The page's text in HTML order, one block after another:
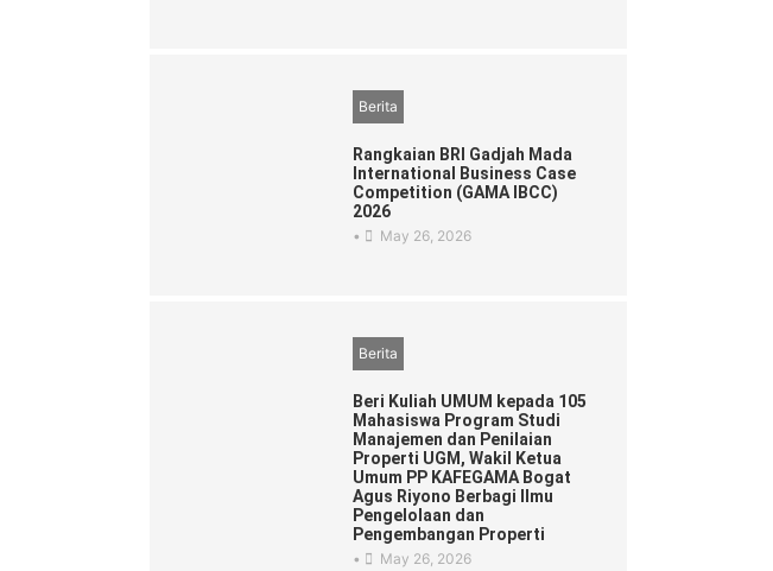
Berita
Rangkaian BRI Gadjah Mada
International Business Case
Competition (GAMA IBCC)
2026
• May 26, 2026
Berita
Beri Kuliah UMUM kepada 105
Mahasiswa Program Studi
Manajemen dan Penilaian
Properti UGM, Wakil Ketua
Umum PP KAFEGAMA Bogat
Agus Riyono Berbagi Ilmu
Pengelolaan dan
Pengembangan Properti
• May 26, 2026